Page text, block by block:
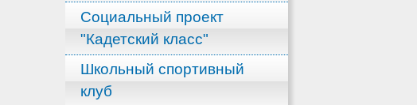
Социальный проект
"Кадетский класс"
Школьный спортивный
клуб